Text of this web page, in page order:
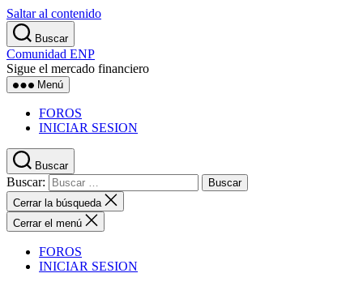
Saltar al contenido
Buscar
Comunidad ENP
Sigue el mercado financiero
Menú
FOROS
INICIAR SESION
Buscar
Buscar:
Cerrar la búsqueda
Cerrar el menú
FOROS
INICIAR SESION